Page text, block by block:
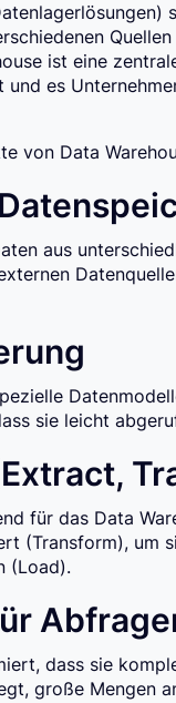
ist eine
es
von Data
aus
sie leicht
für das Data
(Transform), um
(Load).
dass sie
große Mengen